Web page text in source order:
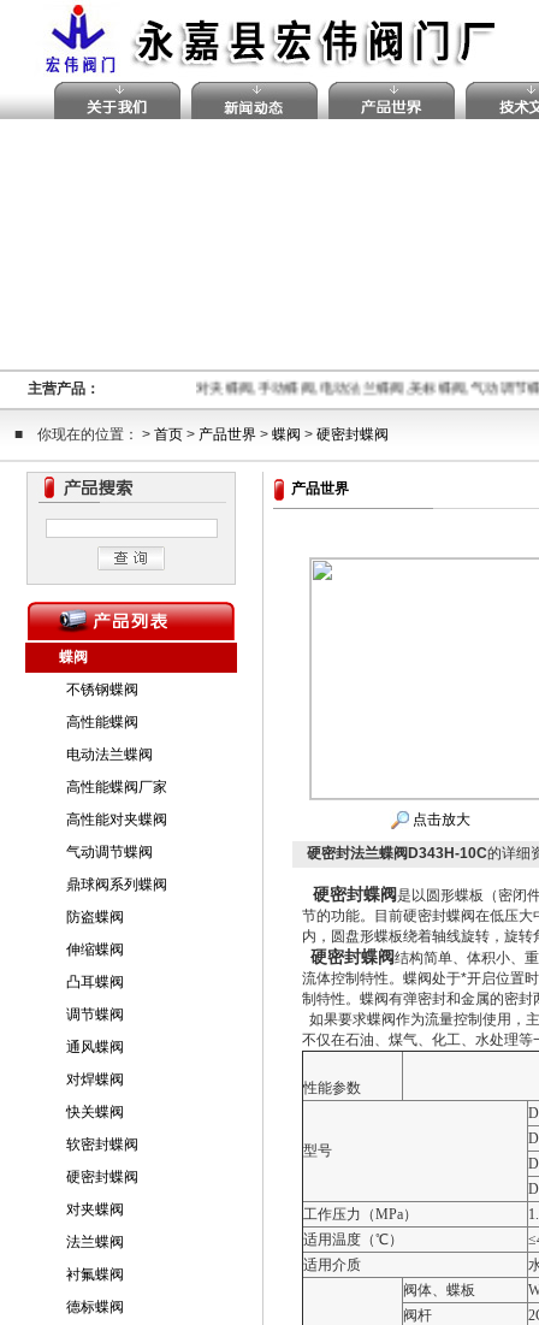
主营产品： 对夹蝶阀,手动蝶阀,电动法兰蝶阀,美标蝶阀,气动调
■ 你现在的位置： > 首页 > 产品世界 > 蝶阀 > 硬密封蝶阀
蝶阀
不锈钢蝶阀
高性能蝶阀
电动法兰蝶阀
高性能蝶阀厂家
高性能对夹蝶阀
气动调节蝶阀
鼎球阀系列蝶阀
防盗蝶阀
伸缩蝶阀
凸耳蝶阀
调节蝶阀
通风蝶阀
对焊蝶阀
快关蝶阀
软密封蝶阀
硬密封蝶阀
对夹蝶阀
法兰蝶阀
衬氟蝶阀
德标蝶阀
产品世界
点击放大
硬密封法兰蝶阀D343H-10C的详细
硬密封蝶阀是以圆形蝶板（密闭
节的功能。目前硬密封蝶阀在低压
内，圆盘形蝶板绕着轴线旋转，旋
硬密封蝶阀结构简单、体积小、
流体控制特性。蝶阀处于*开启位置
制特性。蝶阀有弹密封和金属的密
如果要求蝶阀作为流量控制使用，
不仅在石油、煤气、化工、水处理
性能参数
型号
工作压力（MPa）
适用温度（℃）
适用介质
阀体、蝶板
阀杆